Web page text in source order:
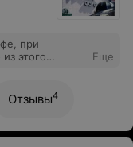
при
этого
столика наши
совсем не тот,
сервис. Не
Еще
Отзывы4